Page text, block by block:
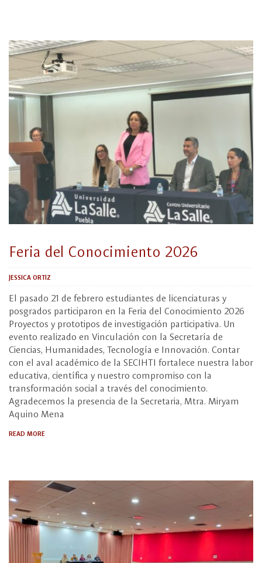
Feria del Conocimiento 2026
JESSICA ORTIZ
El pasado 21 de febrero estudiantes de licenciaturas y
posgrados participaron en la Feria del Conocimiento 2026
Proyectos y prototipos de investigación participativa. Un
evento realizado en Vinculación con la Secretaría de
Ciencias, Humanidades, Tecnología e Innovación. Contar
con el aval académico de la SECIHTI fortalece nuestra labor
educativa, científica y nuestro compromiso con la
transformación social a través del conocimiento.
Agradecemos la presencia de la Secretaria, Mtra. Miryam
Aquino Mena
READ MORE